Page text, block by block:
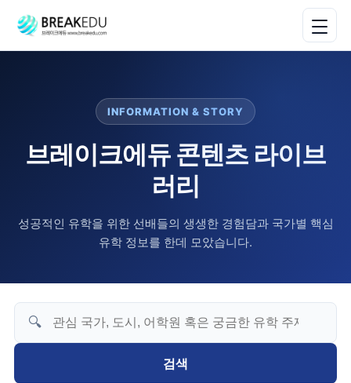
INFORMATION & STORY
브레이크에듀 콘텐츠 라이브
러리
성공적인 유학을 위한 선배들의 생생한 경험담과 국가별 핵심
유학 정보를 한데 모았습니다.
🔍
검색